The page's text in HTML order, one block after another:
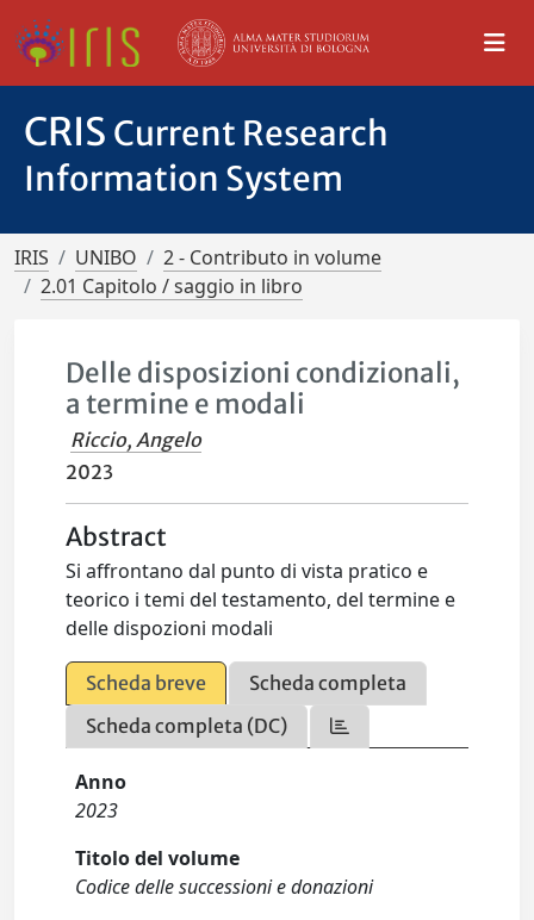
CRIS Current Research
Information System
IRIS UNIBO
2 - Contributo in volume
2.01 Capitolo / saggio in libro
Delle disposizioni condizionali,
a termine e modali
Riccio, Angelo
2023
Abstract
Si affrontano dal punto di vista pratico e
teorico i temi del testamento, del termine e
delle dispozioni modali
Scheda breve
Scheda completa
Scheda completa (DC)
Anno
2023
Titolo del volume
Codice delle successioni e donazioni